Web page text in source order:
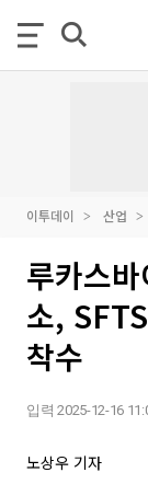
이투데이 산업
루카스
소,
착수
입력 2025-12-16
노상우 기자